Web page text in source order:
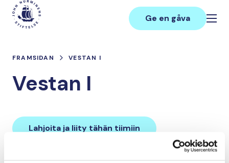
Hoppa
innehåll
Main
Ge en gåva
FRAMSIDAN VESTAN I
Vestan I
Lahjoita ja liity tähän tiimiin